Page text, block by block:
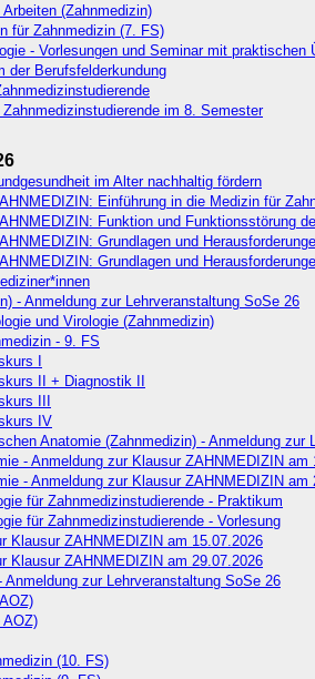
(Zahnmedizin)
für Zahnmedizin (7. FS)
- Vorlesungen und Seminar mit praktischen
der Berufsfelderkundung
im 8. Semester
im Alter nachhaltig fördern
Einführung in die Medizin für
Funktion und Funktionsstörung
Grundlagen und
Grundlagen und
- Anmeldung zur Lehrveranstaltung SoSe 26
und Virologie (Zahnmedizin)
- 9. FS
I
II + Diagnostik II
III
IV
Anatomie (Zahnmedizin) - Anmeldung zur
- Anmeldung zur Klausur ZAHNMEDIZIN am
- Anmeldung zur Klausur ZAHNMEDIZIN am
für Zahnmedizinstudierende - Praktikum
für Zahnmedizinstudierende - Vorlesung
Klausur ZAHNMEDIZIN am 15.07.2026
Klausur ZAHNMEDIZIN am 29.07.2026
Anmeldung zur Lehrveranstaltung SoSe 26
AOZ)
(10. FS)